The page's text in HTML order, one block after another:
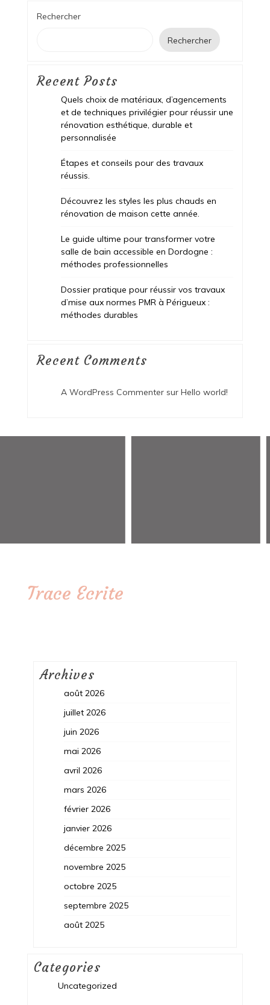
Rechercher
Rechercher
Recent Posts
Quels choix de matériaux, d’agencements
et de techniques privilégier pour réussir une
rénovation esthétique, durable et
personnalisée
Étapes et conseils pour des travaux
réussis.
Découvrez les styles les plus chauds en
rénovation de maison cette année.
Le guide ultime pour transformer votre
salle de bain accessible en Dordogne :
méthodes professionnelles
Dossier pratique pour réussir vos travaux
d’mise aux normes PMR à Périgueux :
méthodes durables
Recent Comments
A WordPress Commentersur Hello world!
Trace Ecrite
Archives
août 2026
juillet 2026
juin 2026
mai 2026
avril 2026
mars 2026
février 2026
janvier 2026
décembre 2025
novembre 2025
octobre 2025
septembre 2025
août 2025
Categories
Uncategorized